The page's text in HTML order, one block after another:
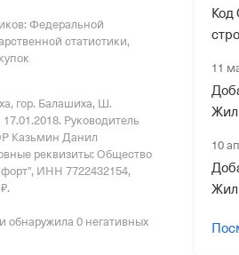
Страхования
Федеральной
статистики,
гор. Балашиха, Ш.
Руководитель
Казьмин Данил
реквизиты: Общество
ИНН 7722432154,
0 негативных
Код
11
10